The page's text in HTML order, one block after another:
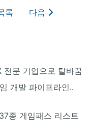
록 다음
전문 기업으로 탈바꿈
개발 파이프라인..
종 게임패스 리스트